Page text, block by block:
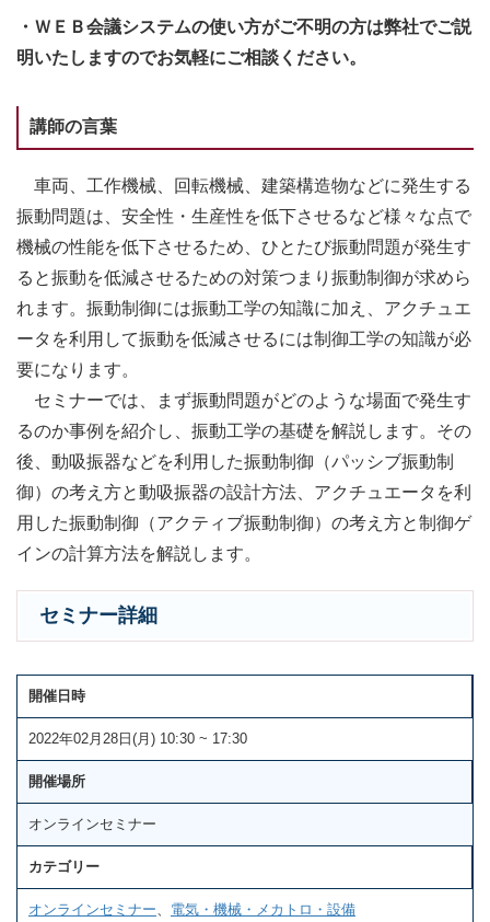
・ＷＥＢ会議システムの使い方がご不明の方は弊社でご説
明いたしますのでお気軽にご相談ください。
講師の言葉
車両、工作機械、回転機械、建築構造物などに発生する
振動問題は、安全性・生産性を低下させるなど様々な点で
機械の性能を低下させるため、ひとたび振動問題が発生す
ると振動を低減させるための対策つまり振動制御が求めら
れます。振動制御には振動工学の知識に加え、アクチュエ
ータを利用して振動を低減させるには制御工学の知識が必
要になります。
セミナーでは、まず振動問題がどのような場面で発生す
るのか事例を紹介し、振動工学の基礎を解説します。その
後、動吸振器などを利用した振動制御（パッシブ振動制
御）の考え方と動吸振器の設計方法、アクチュエータを利
用した振動制御（アクティブ振動制御）の考え方と制御ゲ
インの計算方法を解説します。
セミナー詳細
開催日時
2022年02月28日(月) 10:30 ~ 17:30
開催場所
オンラインセミナー
カテゴリー
オンラインセミナー 電気・機械・メカトロ・設備